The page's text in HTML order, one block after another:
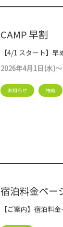
CAMP 早割
【4/1 スタート】
2026年4月1日(水)～
お知らせ 特典
宿泊料金ペー
【ご案内】宿泊料